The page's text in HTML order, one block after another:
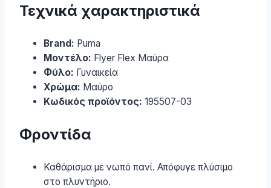
Τεχνικά χαρακτηριστικά
Brand: Puma
Μοντέλο: Flyer Flex Μαύρα
Φύλο: Γυναικεία
Χρώμα: Μαύρο
Κωδικός προϊόντος: 195507-03
Φροντίδα
Καθάρισμα με νωπό πανί. Απόφυγε πλύσιμο
στο πλυντήριο.